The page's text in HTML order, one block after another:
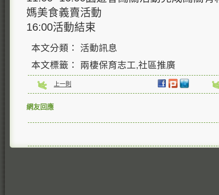
媽美食義賣活動
16:00活動結束
本文分類： 活動訊息
本文標籤： 兩棲保育志工,社區推廣
上一則
網友回應